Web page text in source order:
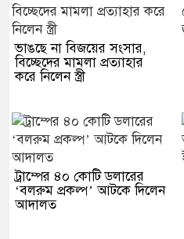
ভাঙছে না বিজয়ের সংসার,
বিচ্ছেদের মামলা প্রত্যাহার
করে নিলেন স্ত্রী
ট্রাম্পের ৪০ কোটি ডলারের
‘বলরুম প্রকল্প’ আটকে দিলেন
আদালত